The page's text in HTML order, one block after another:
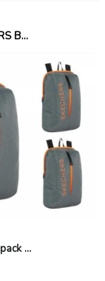
B...
...